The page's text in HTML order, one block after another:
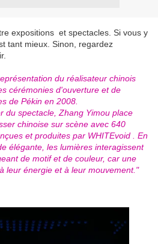
expositions et spectacles. Si vous y
tant mieux. Sinon, regardez
du réalisateur chinois
cérémonies d'ouverture et de
de Pékin en 2008.
du spectacle, Zhang Yimou place
chinoise sur scène avec 640
et produites par WHITEvoid . En
élégante, les lumières interagissent
de motif et de couleur, car une
leur énergie et à leur mouvement."